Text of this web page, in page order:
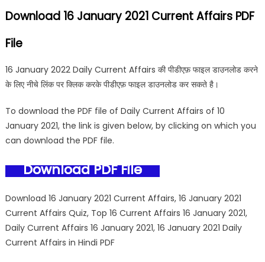
Download 16 January 2021 Current Affairs PDF
File
16 January 2022 Daily Current Affairs की पीडीएफ़ फाइल डाउनलोड करने
के लिए नीचे लिंक पर क्लिक करके पीडीएफ़ फाइल डाउनलोड कर सकते है।
To download the PDF file of Daily Current Affairs of 10
January 2021, the link is given below, by clicking on which you
can download the PDF file.
Download PDF File
Download 16 January 2021 Current Affairs, 16 January 2021
Current Affairs Quiz, Top 16 Current Affairs 16 January 2021,
Daily Current Affairs 16 January 2021, 16 January 2021 Daily
Current Affairs in Hindi PDF